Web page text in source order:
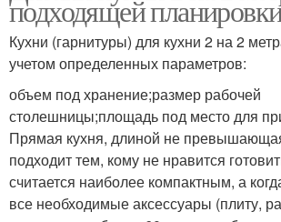
подходящей
Кухни (гарнитуры) для кухни 2 на 2
учетом определенных параметров:
объем под хранение;размер рабочей
столешницы;площадь под место для
Прямая кухня, длиной не
подходит тем, кому не нравится
считается наиболее компактным, а
все необходимые аксессуары (плиту,